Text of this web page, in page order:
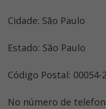
Cidade: São Paulo
Estado: São Paulo
Código Postal: 00054-
No número de